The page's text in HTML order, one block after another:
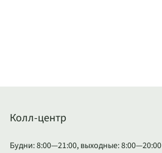
Колл-центр
Будни: 8:00—21:00, выходные: 8:00—20:00